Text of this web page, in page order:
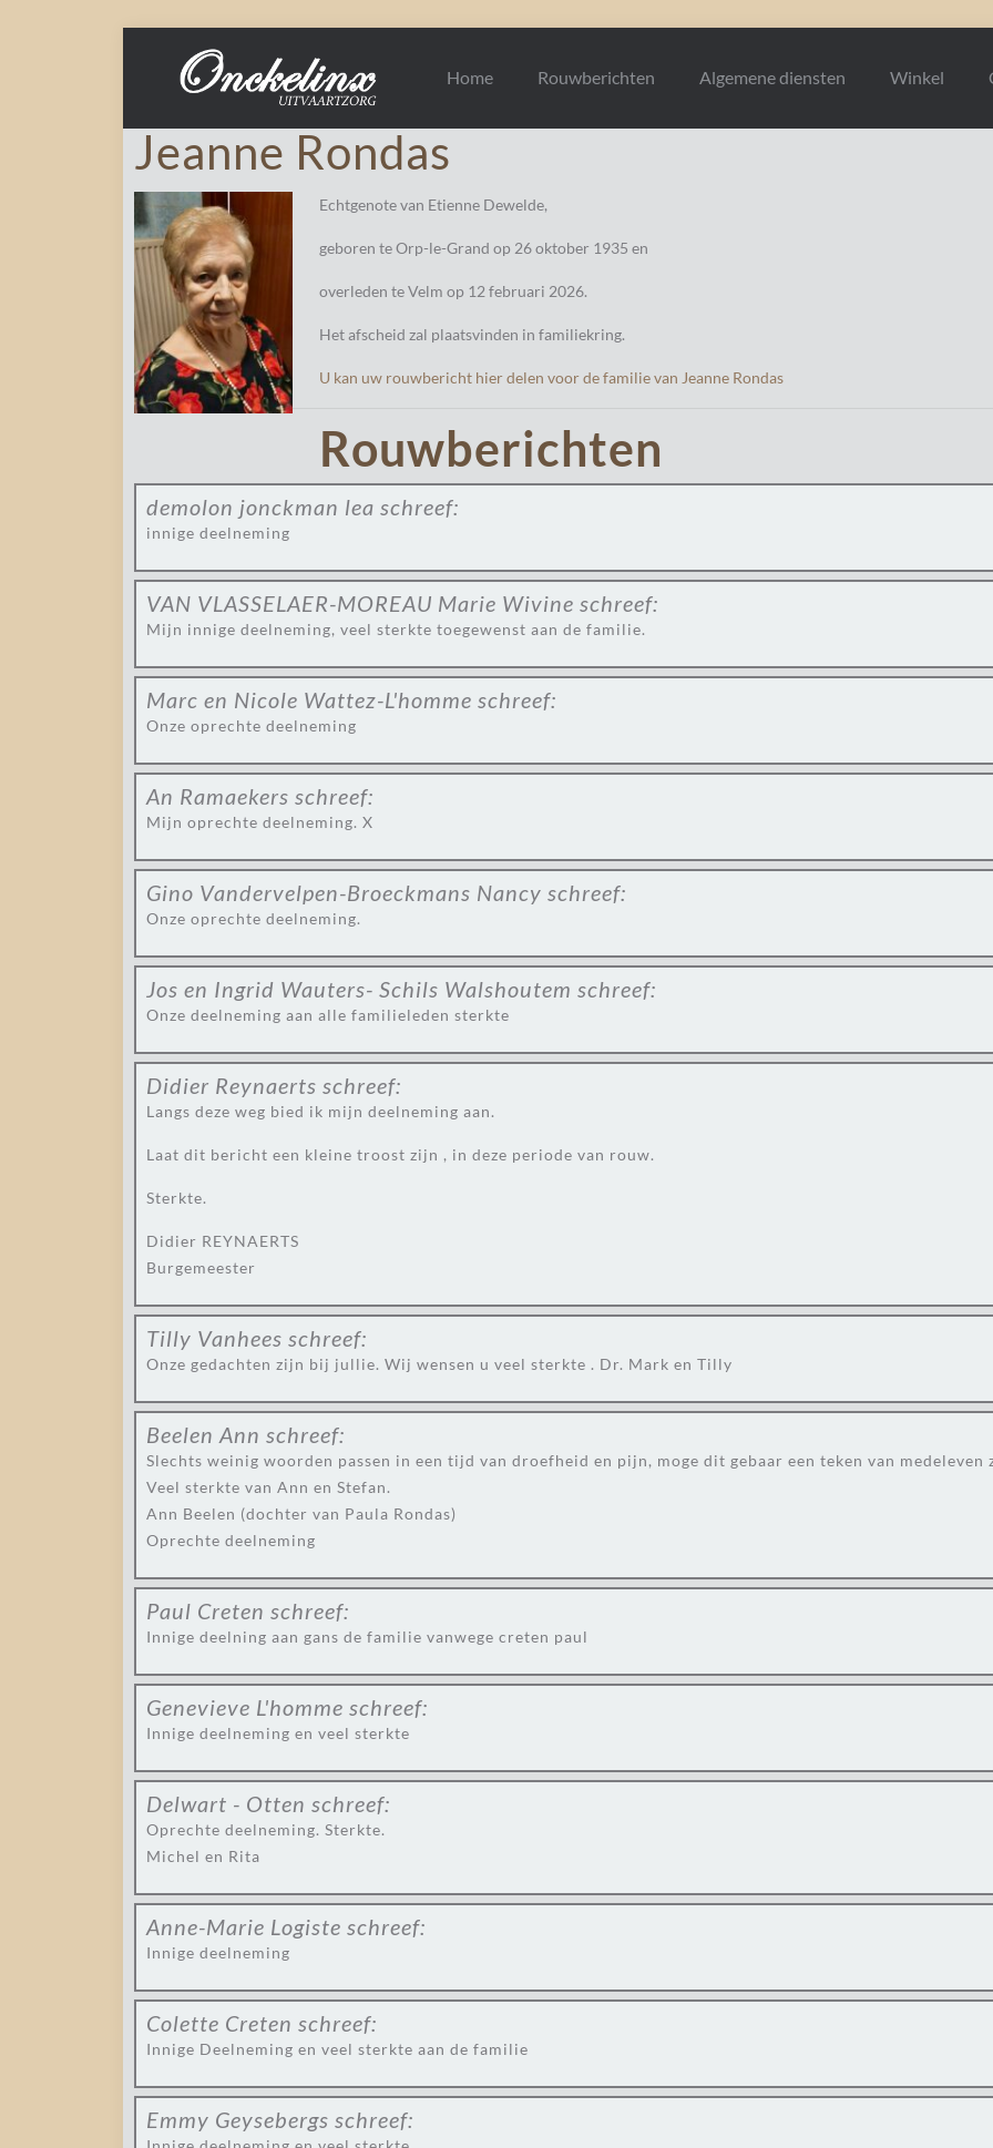
Home Rouwberichten Algemene diensten Winkel
Jeanne Rondas
Echtgenote van Etienne Dewelde,
geboren te Orp-le-Grand op 26 oktober 1935 en
overleden te Velm op 12 februari 2026.
Het afscheid zal plaatsvinden in familiekring.
U kan uw rouwbericht hier delen voor de familie van Jeanne Rondas
Rouwberichten
demolon jonckman lea schreef:
innige deelneming
VAN VLASSELAER-MOREAU Marie Wivine schreef:
Mijn innige deelneming, veel sterkte toegewenst aan de familie.
Marc en Nicole Wattez-L'homme schreef:
Onze oprechte deelneming
An Ramaekers schreef:
Mijn oprechte deelneming. X
Gino Vandervelpen-Broeckmans Nancy schreef:
Onze oprechte deelneming.
Jos en Ingrid Wauters- Schils Walshoutem schreef:
Onze deelneming aan alle familieleden sterkte
Didier Reynaerts schreef:
Langs deze weg bied ik mijn deelneming aan.
Laat dit bericht een kleine troost zijn , in deze periode van rouw.
Sterkte.
Didier REYNAERTS
Burgemeester
Tilly Vanhees schreef:
Onze gedachten zijn bij jullie. Wij wensen u veel sterkte . Dr. Mark en Tilly
Beelen Ann schreef:
Slechts weinig woorden passen in een tijd van droefheid en pijn, moge dit gebaar een teken van medeleven
Veel sterkte van Ann en Stefan.
Ann Beelen (dochter van Paula Rondas)
Oprechte deelneming
Paul Creten schreef:
Innige deelning aan gans de familie vanwege creten paul
Genevieve L'homme schreef:
Innige deelneming en veel sterkte
Delwart - Otten schreef:
Oprechte deelneming. Sterkte.
Michel en Rita
Anne-Marie Logiste schreef:
Innige deelneming
Colette Creten schreef:
Innige Deelneming en veel sterkte aan de familie
Emmy Geysebergs schreef: